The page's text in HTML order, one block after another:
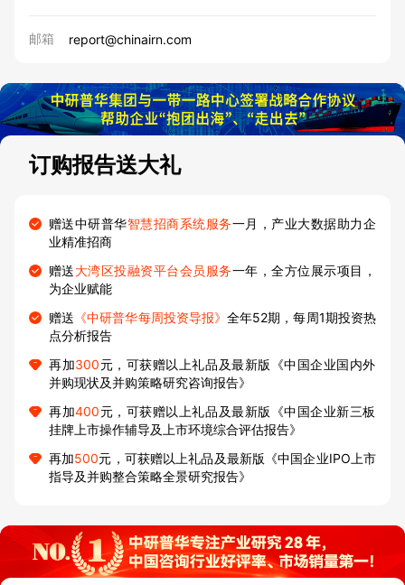
邮箱 report@chinairn.com
订购报告送大礼
赠送中研普华智慧招商系统服务一月，产业大数据助力企
业精准招商
赠送大湾区投融资平台会员服务一年，全方位展示项目，
为企业赋能
赠送 《中研普华每周投资导报》全年52期，每周1期投资热
点分析报告
再加300元，可获赠以上礼品及最新版《中国企业国内外
并购现状及并购策略研究咨询报告》
再加400元，可获赠以上礼品及最新版《中国企业新三板
挂牌上市操作辅导及上市环境综合评估报告》
再加500元，可获赠以上礼品及最新版《中国企业IPO上市
指导及并购整合策略全景研究报告》